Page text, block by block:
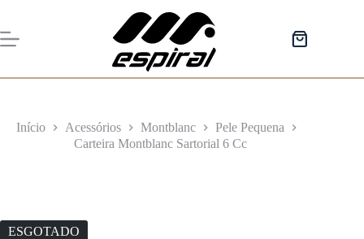
o
conteúdo
Carrinho
Início Acessórios Montblanc
Pele Pequena
Carteira Montblanc Sartorial 6 Cc
ESGOTADO